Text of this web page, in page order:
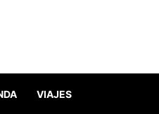
VIAJES